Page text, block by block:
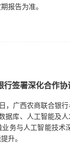
报告为准。
行签署深化合作协
，广西农商联合银
据库、人工智能及
务与人工智能技
升。